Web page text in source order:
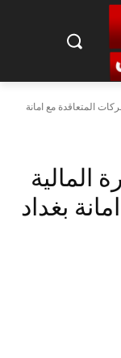
المتعاقدة مع امانة
المالية
بغداد